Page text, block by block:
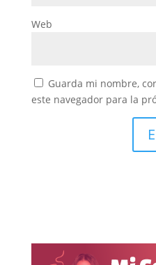
Web
Guarda mi nombre,
este navegador para la